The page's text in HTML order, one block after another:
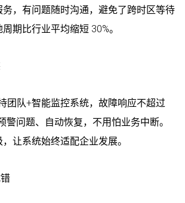
，有问题随时沟通，避免了跨时区等待
期比行业平均缩短 30%。
团队+智能监控系统，故障响应不超过
警问题、自动恢复，不用怕业务中断。
让系统始终适配企业发展。